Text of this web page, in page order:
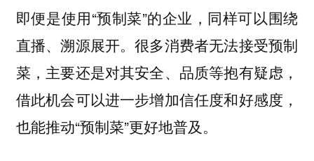
即便是使用“预制菜”的企业，同样可以围绕
直播、溯源展开。很多消费者无法接受预制
菜，主要还是对其安全、品质等抱有疑虑，
借此机会可以进一步增加信任度和好感度，
也能推动“预制菜”更好地普及。